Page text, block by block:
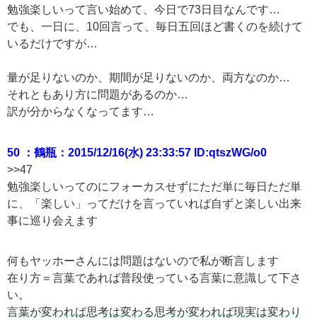
勉強楽しいって言い始めて、今日で73日目なんです…
でも、一日に、10回言って、毎日五回ほど書くのを続けて
いるだけですが…
量が足りないのか、期間が足りないのか、両方なのか…
それともあり方に問題があるのか…
訳が分からなくなってます…
50 ：鶴瓶：2015/12/16(水) 23:33:57 ID:qtszWG/o0
>>47
勉強楽しいってのにフォーカスせずにただ単に毎日ただ単
に、「楽しい」ってだけを言っていれば自ずと楽しい出来
事に巡り会えます
何もヤッホーさんには問題はないので私が断言します
在り方＝言葉であれば普段使っている言葉に意識して下さ
い。
言葉が変われば思考は変わる思考が変われば現実は変わり